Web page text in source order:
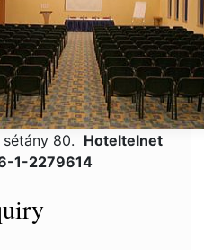
80. Hoteltelnet
1-2279614